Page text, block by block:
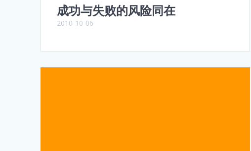
成功与失败的风险同在
2010-10-06